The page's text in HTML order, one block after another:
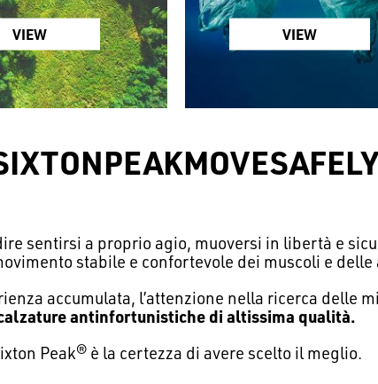
VIEW VIEW
sentirsi a proprio agio, muoversi in libertà e
stabile e confortevole dei muscoli e
accumulata, l’attenzione nella ricerca delle
antinfortunistichedi altissima qualità.
Peak® è la certezza di avere scelto il meglio.